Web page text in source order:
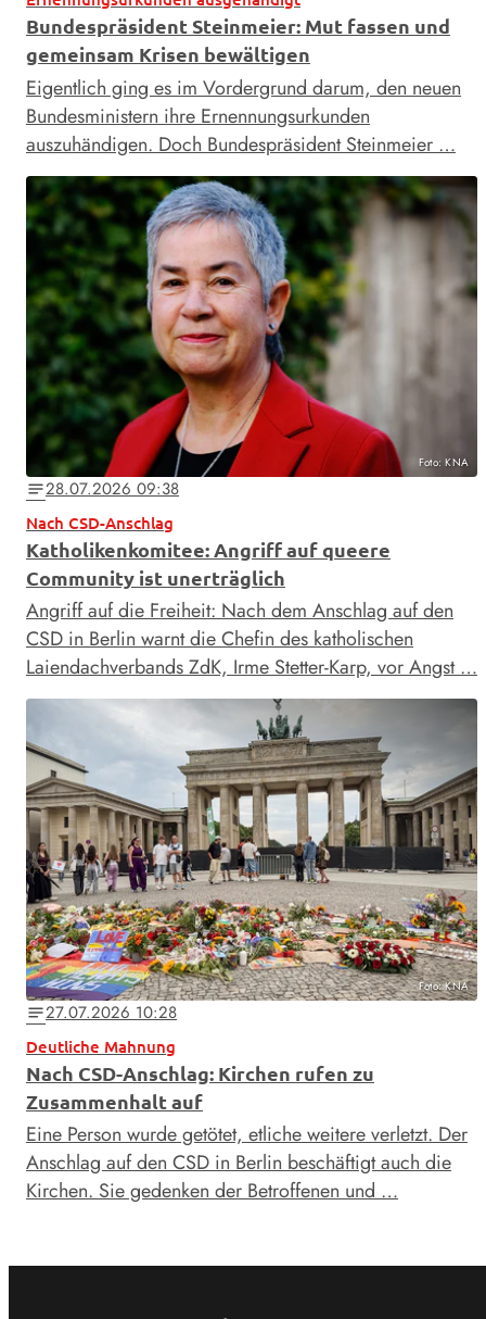
Bundespräsident Steinmeier: Mut fassen und
gemeinsam Krisen bewältigen
Eigentlich ging es im Vordergrund darum, den neuen
Bundesministern ihre Ernennungsurkunden
auszuhändigen. Doch Bundespräsident Steinmeier …
Foto: KNA
notes28.07.2026 09:38
Nach CSD-Anschlag
Katholikenkomitee: Angriff auf queere
Community ist unerträglich
Angriff auf die Freiheit: Nach dem Anschlag auf den
CSD in Berlin warnt die Chefin des katholischen
Laiendachverbands ZdK, Irme Stetter-Karp, vor Angst …
Foto: KNA
notes27.07.2026 10:28
Deutliche Mahnung
Nach CSD-Anschlag: Kirchen rufen zu
Zusammenhalt auf
Eine Person wurde getötet, etliche weitere verletzt. Der
Anschlag auf den CSD in Berlin beschäftigt auch die
Kirchen. Sie gedenken der Betroffenen und …